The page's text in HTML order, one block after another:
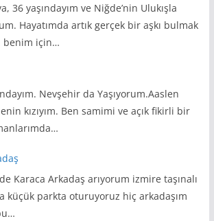
36 yaşındayım ve Niğde’nin Ulukışla
Hayatımda artık gerçek bir aşkı bulmak
benim için…
Nevşehir da Yaşıyorum.Aaslen
kızıyım. Ben samimi ve açık fikirli bir
Karaca Arkadaş arıyorum izmire taşınalı
küçük parkta oturuyoruz hiç arkadaşım